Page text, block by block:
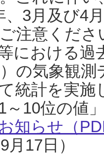
、3月及び4
注意くだ
における過
）の気象観
統計を実
～10位の値
知らせ（
17日）